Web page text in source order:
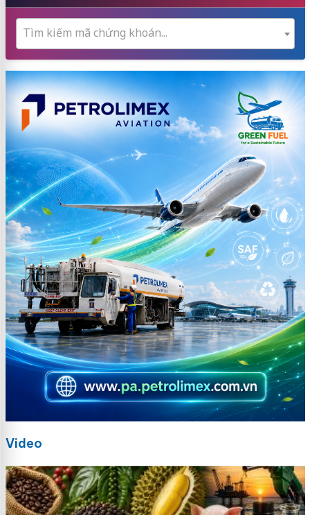
Tìm kiếm mã chứng khoán...
Video